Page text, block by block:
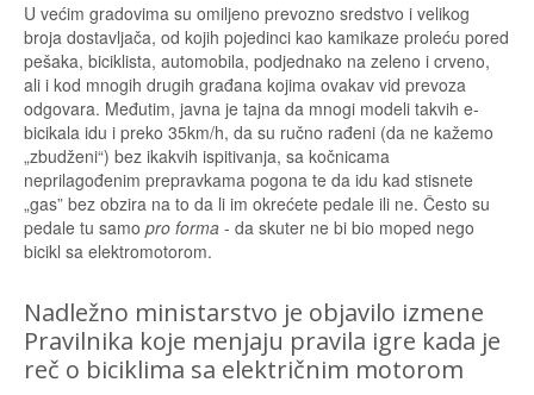
U većim gradovima su omiljeno prevozno sredstvo i velikog
broja dostavljača, od kojih pojedinci kao kamikaze proleću pored
pešaka, biciklista, automobila, podjednako na zeleno i crveno,
ali i kod mnogih drugih građana kojima ovakav vid prevoza
odgovara. Međutim, javna je tajna da mnogi modeli takvih e-
bicikala idu i preko 35km/h, da su ručno rađeni (da ne kažemo
„zbudženi“) bez ikakvih ispitivanja, sa kočnicama
neprilagođenim prepravkama pogona te da idu kad stisnete
„gas” bez obzira na to da li im okrećete pedale ili ne. Često su
pedale tu samo pro forma - da skuter ne bi bio moped nego
bicikl sa elektromotorom.
Nadležno ministarstvo je objavilo izmene
Pravilnika koje menjaju pravila igre kada je
reč o biciklima sa električnim motorom